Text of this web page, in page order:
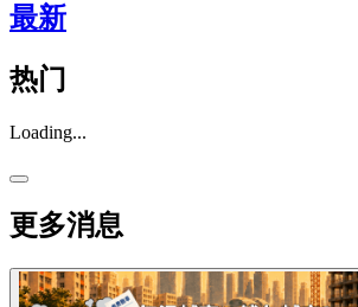
最新
热门
Loading...
更多消息